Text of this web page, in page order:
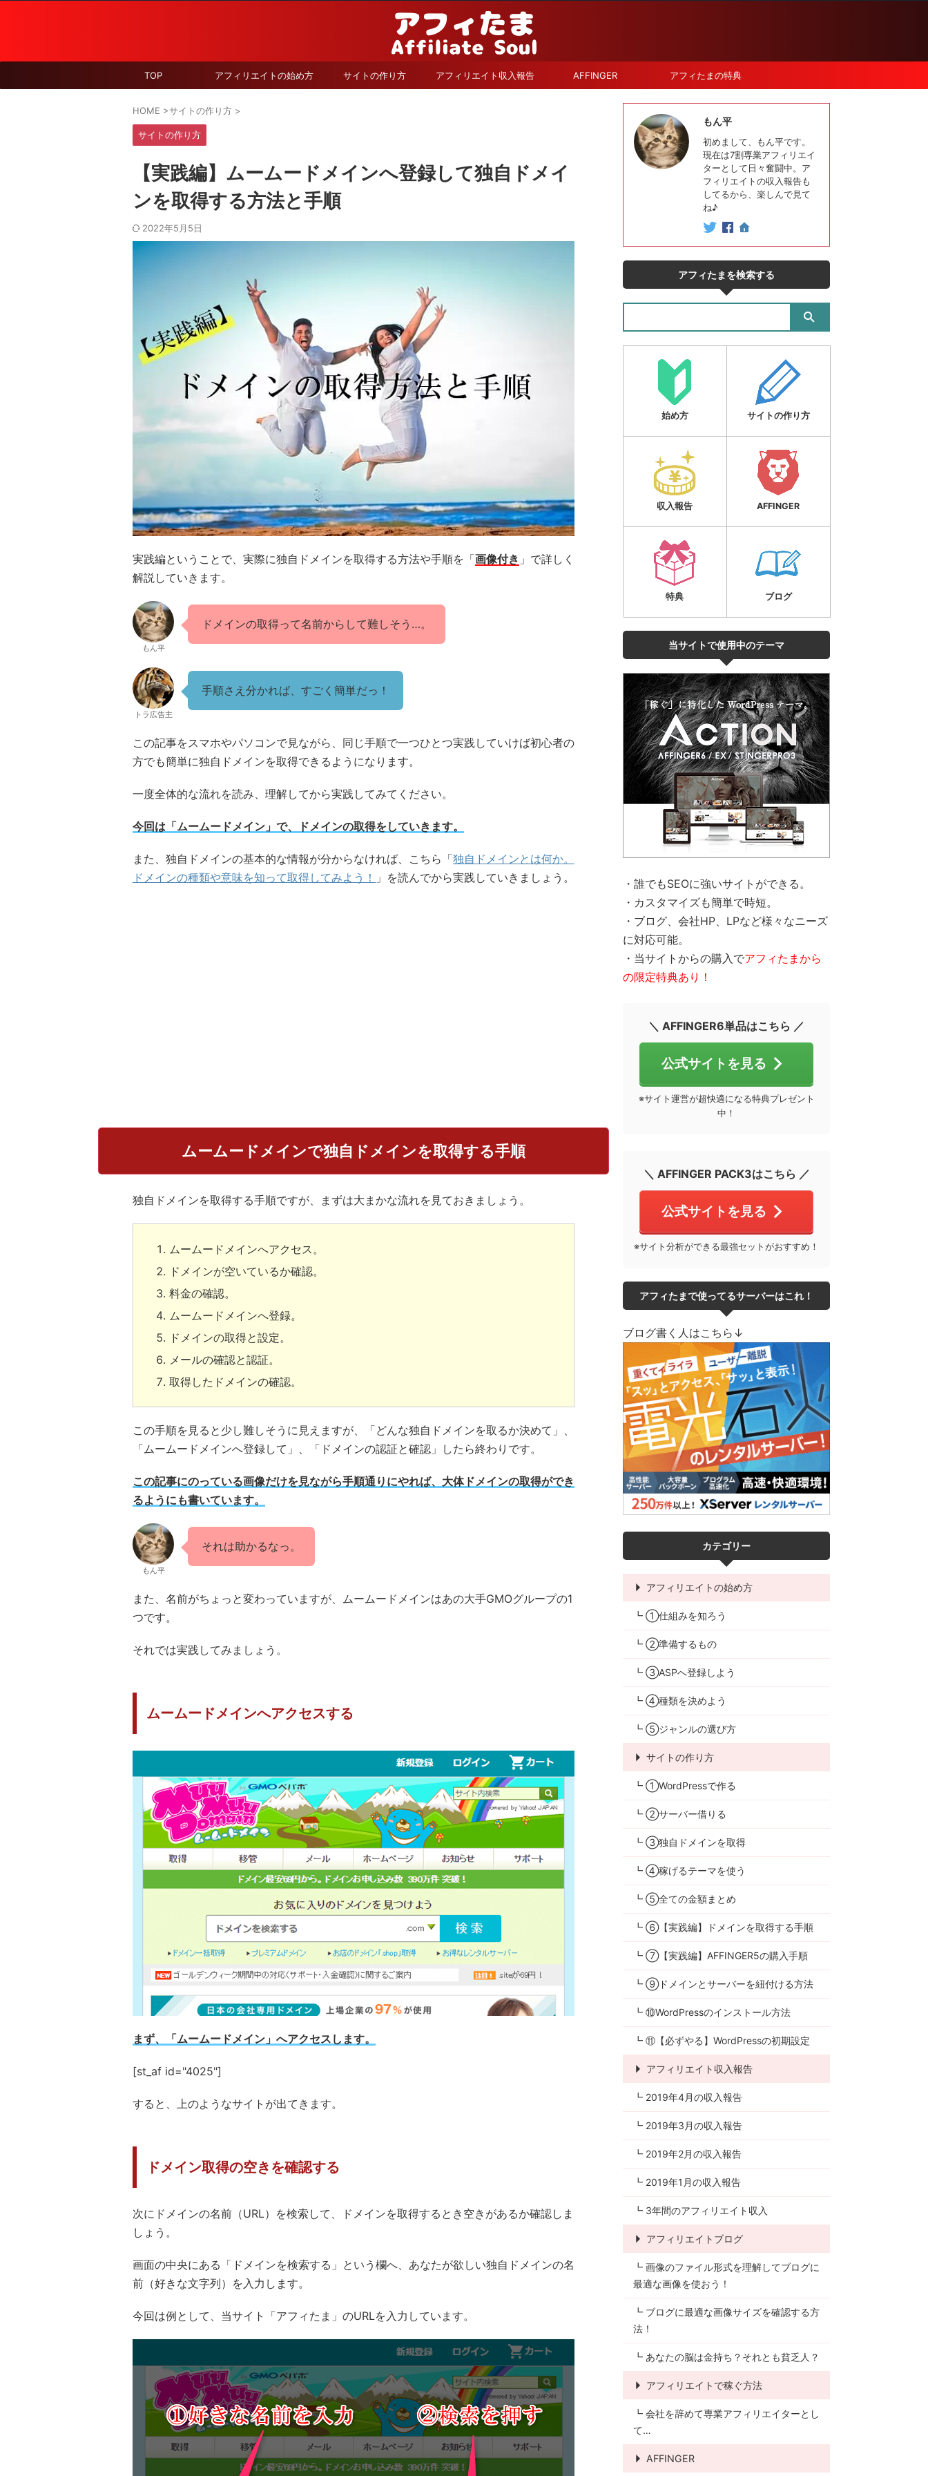
TOP アフィリエイトの始め方 サイトの作り方 アフィリエイト収入報告 AFFINGER アフィたまの特典
HOME >サイトの作り方 >
サイトの作り方
【実践編】ムームードメインへ登録して独自ドメイ
ンを取得する方法と手順
2022年5月5日
実践編ということで、実際に独自ドメインを取得する方法や手順を「画像付き 」で詳しく
解説していきます。
もん平
ドメインの取得って名前からして難しそう…。
トラ広告主
手順さえ分かれば、すごく簡単だっ！
この記事をスマホやパソコンで見ながら、同じ手順で一つひとつ実践していけば初心者の
方でも簡単に独自ドメインを取得できるようになります。
一度全体的な流れを読み、理解してから実践してみてください。
今回は「ムームードメイン」で、ドメインの取得をしていきます。
また、独自ドメインの基本的な情報が分からなければ、こちら「独自ドメインとは何か。
ドメインの種類や意味を知って取得してみよう！
」を読んでから実践していきましょう。
ムームードメインで独自ドメインを取得する手順
独自ドメインを取得する手順ですが、まずは大まかな流れを見ておきましょう。
ムームードメインへアクセス。
ドメインが空いているか確認。
料金の確認。
ムームードメインへ登録。
ドメインの取得と設定。
メールの確認と認証。
取得したドメインの確認。
この手順を見ると少し難しそうに見えますが、「どんな独自ドメインを取るか決めて」、
「ムームードメインへ登録して」、「ドメインの認証と確認」したら終わりです。
この記事にのっている画像だけを見ながら手順通りにやれば、大体ドメインの取得ができ
るようにも書いています。
もん平
それは助かるなっ。
また、名前がちょっと変わっていますが、ムームードメインはあの大手GMOグループの1
つです。
それでは実践してみましょう。
ムームードメインへアクセスする
まず、「ムームードメイン」へアクセスします。
[st_af id="4025"]
すると、上のようなサイトが出てきます。
ドメイン取得の空きを確認する
次にドメインの名前（URL）を検索して、ドメインを取得するとき空きがあるか確認しま
しょう。
画面の中央にある「ドメインを検索する」という欄へ、あなたが欲しい独自ドメインの名
前（好きな文字列）を入力します。
今回は例として、当サイト「アフィたま」のURLを入力しています。
もん平
初めまして、もん平です。
現在は7割専業アフィリエイ
ターとして日々奮闘中。ア
フィリエイトの収入報告も
してるから、楽しんで見て
ね♪
アフィたまを検索する
始め方 サイトの作り方
収入報告 AFFINGER
特典 ブログ
当サイトで使用中のテーマ
・誰でもSEOに強いサイトができる。
・カスタマイズも簡単で時短。
・ブログ、会社HP、LPなど様々なニーズ
に対応可能。
・当サイトからの購入でアフィたまから
の限定特典あり！
＼ AFFINGER6単品はこちら ／
公式サイトを見る
※サイト運営が超快適になる特典プレゼント
中！
＼ AFFINGER PACK3はこちら ／
公式サイトを見る
※サイト分析ができる最強セットがおすすめ！
アフィたまで使ってるサーバーはこれ！
ブログ書く人はこちら↓
カテゴリー
アフィリエイトの始め方
┗ ①仕組みを知ろう
┗ ②準備するもの
┗ ③ASPへ登録しよう
┗ ④種類を決めよう
┗ ⑤ジャンルの選び方
サイトの作り方
┗ ①WordPressで作る
┗ ②サーバー借りる
┗ ③独自ドメインを取得
┗ ④稼げるテーマを使う
┗ ⑤全ての金額まとめ
┗ ⑥【実践編】ドメインを取得する手順
┗ ⑦【実践編】AFFINGER5の購入手順
┗ ⑨ドメインとサーバーを紐付ける方法
┗ ⑩WordPressのインストール方法
┗ ⑪【必ずやる】WordPressの初期設定
アフィリエイト収入報告
┗ 2019年4月の収入報告
┗ 2019年3月の収入報告
┗ 2019年2月の収入報告
┗ 2019年1月の収入報告
┗ 3年間のアフィリエイト収入
アフィリエイトブログ
┗ 画像のファイル形式を理解してブログに
最適な画像を使おう！
┗ ブログに最適な画像サイズを確認する方
法！
┗ あなたの脳は金持ち？それとも貧乏人？
アフィリエイトで稼ぐ方法
┗ 会社を辞めて専業アフィリエイターとし
て…
AFFINGER